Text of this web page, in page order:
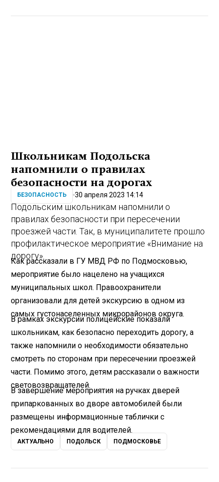
Школьникам Подольска
напомнили о правилах
безопасности на дорогах
БЕЗОПАСНОСТЬ 30 апреля 2023 14:14
Подольским школьникам напомнили о
правилах безопасности при пересечении
проезжей части. Так, в муниципалитете прошло
профилактическое мероприятие «Внимание на
дорогу».
Как рассказали в ГУ МВД РФ по Подмосковью,
мероприятие было нацелено на учащихся
муниципальных школ. Правоохранители
организовали для детей экскурсию в одном из
самых густонаселенных микрорайонов округа.
В рамках экскурсии полицейские показали
школьникам, как безопасно переходить дорогу, а
также напомнили о необходимости обязательно
смотреть по сторонам при пересечении проезжей
части. Помимо этого, детям рассказали о важности
световозвращателей.
В завершение мероприятия на ручках дверей
припаркованных во дворе автомобилей были
размещены информационные таблички с
рекомендациями для водителей.
АКТУАЛЬНО ПОДОЛЬСК ПОДМОСКОВЬЕ